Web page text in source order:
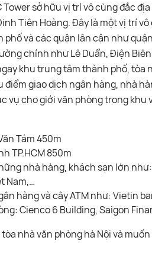
Tower sở hữu vị trí vô cùng đắc
Tiên Hoàng. Đây là một vị trí
và các quận lân cận như
chính như Lê Duẩn, Điện
khu trung tâm thành phố,
điểm giao dịch ngân hàng, nhà
vụ cho giới văn phòng trong
Tám 450m
TP.HCM 850m
nhà hàng, khách sạn lớn
Nam,…
hàng và cây ATM như: Vietin
Cienco 6 Building, Saigon
nhà văn phòng hà Nội và